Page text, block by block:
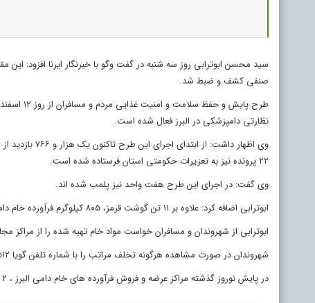
سید محسن ابوترابی روز سه شنبه در گفت وگو با خبرنگار ایرنا افزود:
صنفی کشف و ضبط شد.
نظارتی دامپزشکی در البرز فعال شده است.
۲۲ پرونده نیز به تعزیرات حکومتی استان فرستاده شده است
.
وی گفت: در اجرای این طرح هفت واحد نیز پلمب شده اند.
ابوترابی اضافه کرد:‌ علاوه بر ۱۱ تن گوشت قرمز، ۸۰۵ کیلوگرم فرآورده خام دامی دیگر نیز از دیگر مراکز ضبط شد.
ابوترابی از شهروندان و مسافران خواست مواد خام تهیه شده را از
شهروندان در صورت مشاهده هرگونه تخلف مراتب را با شماره تلفن گویا ۱۵۱۲ و یا به شماره تلفن ۳۲۷۳۷۱۷۹ اطلاع دهند.
در پایش نوروز گذشته مراکز عرضه و فروش فرآورده های خام دامی البرز ، ۲ هزار و ۵۱۱ کیلوگرم فرآورده غیر بهداشتی دامی جمع آوری شد.